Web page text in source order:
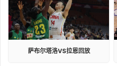
萨布尔塔洛VS拉恩回放